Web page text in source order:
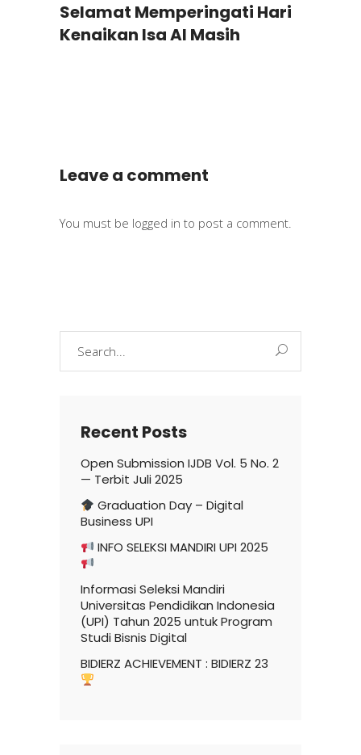
Selamat Memperingati Hari
Kenaikan Isa Al Masih
Leave a comment
You must be logged in to post a comment.
Recent Posts
Open Submission IJDB Vol. 5 No. 2
— Terbit Juli 2025
Graduation Day – Digital
Business UPI
INFO SELEKSI MANDIRI UPI 2025
Informasi Seleksi Mandiri
Universitas Pendidikan Indonesia
(UPI) Tahun 2025 untuk Program
Studi Bisnis Digital
BIDIERZ ACHIEVEMENT : BIDIERZ 23